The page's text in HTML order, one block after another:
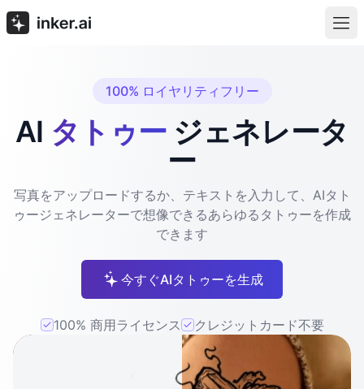
100% ロイヤリティフリー
AI タトゥー ジェネレータ
ー
写真をアップロードするか、テキストを入力して、AIタト
ゥージェネレーターで想像できるあらゆるタトゥーを作成
できます
今すぐAIタトゥーを生成
100% 商用ライセンス クレジットカード不要